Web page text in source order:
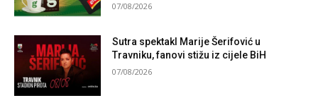
07/08/2026
Sutra spektakl Marije Šerifović u
Travniku, fanovi stižu iz cijele BiH
07/08/2026